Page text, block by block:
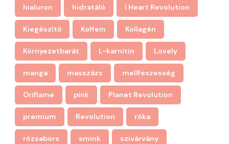
hialuron hidratáló I Heart Revolution
Kiegészítő Koffein Kollagén
Környezetbarát L-karnitin Lovely
manga masszázs mellfeszesség
Oriflame pink Planet Revolution
premium Revolution róka
rózsabors smink szivárvány